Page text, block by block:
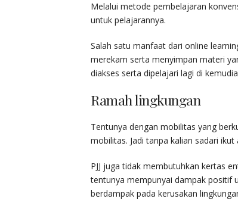
Melalui metode pembelajaran
untuk pelajarannya.
Salah satu manfaat dari online
merekam serta menyimpan materi
diakses serta dipelajari lagi di
Ramah lingkungan
Tentunya dengan mobilitas yang
mobilitas. Jadi tanpa kalian sadari
PJJ juga tidak membutuhkan kertas
tentunya mempunyai dampak positif
berdampak pada kerusakan